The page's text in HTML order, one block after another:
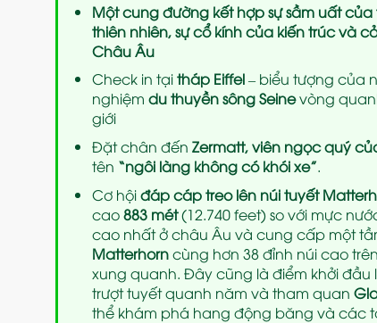
Một cung đường kết hợp sự sầm uất
thiên nhiên, sự cổ kính của kiến trúc và
Châu Âu
Check in tạitháp Eiffel– biểu tượng của
nghiệm du thuyền sông Seinevòng
giới
Đặt chân đến Zermatt, viên ngọc quý
tên “ngôi làng không có khói xe”.
Cơ hộiđáp cáp treo lên núi tuyết
cao883 mét(12.740 feet) so với mực
cao nhất ở châu Âu và cung cấp một
Matterhorncùng hơn 38 đỉnh núi cao
xung quanh. Đây cũng là điểm khởi
trượt tuyết quanh năm và tham quan
thể khám phá hang động băng và các